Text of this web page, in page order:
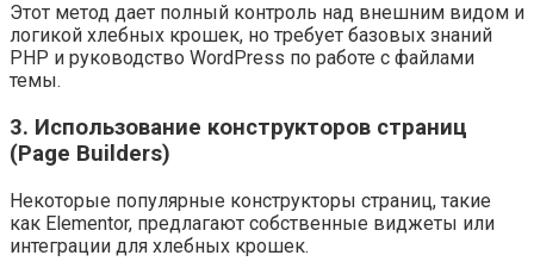
Этот метод дает полный контроль над внешним видом и
логикой хлебных крошек, но требует базовых знаний
PHP и руководство WordPress по работе с файлами
темы.
3. Использование конструкторов страниц
(Page Builders)
Некоторые популярные конструкторы страниц, такие
как Elementor, предлагают собственные виджеты или
интеграции для хлебных крошек.